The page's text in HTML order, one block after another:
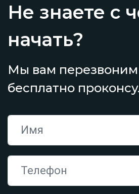
Не знаете с
начать?
Мы вам
бесплатно